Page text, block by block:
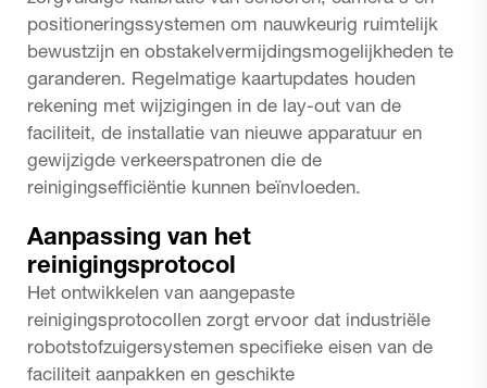
positioneringssystemen om nauwkeurig ruimtelijk
bewustzijn en obstakelvermijdingsmogelijkheden te
garanderen. Regelmatige kaartupdates houden
rekening met wijzigingen in de lay-out van de
faciliteit, de installatie van nieuwe apparatuur en
gewijzigde verkeerspatronen die de
reinigingsefficiëntie kunnen beïnvloeden.
Aanpassing van het
reinigingsprotocol
Het ontwikkelen van aangepaste
reinigingsprotocollen zorgt ervoor dat industriële
robotstofzuigersystemen specifieke eisen van de
faciliteit aanpakken en geschikte